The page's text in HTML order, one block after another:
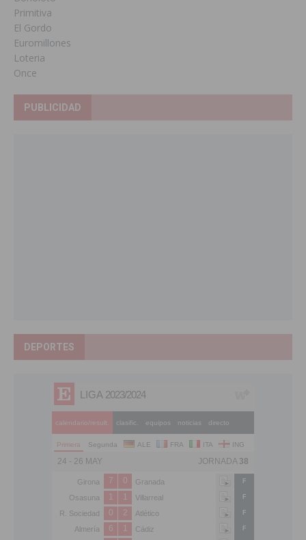
Primitiva
El Gordo
Euromillones
Loteria
Once
PUBLICIDAD
DEPORTES